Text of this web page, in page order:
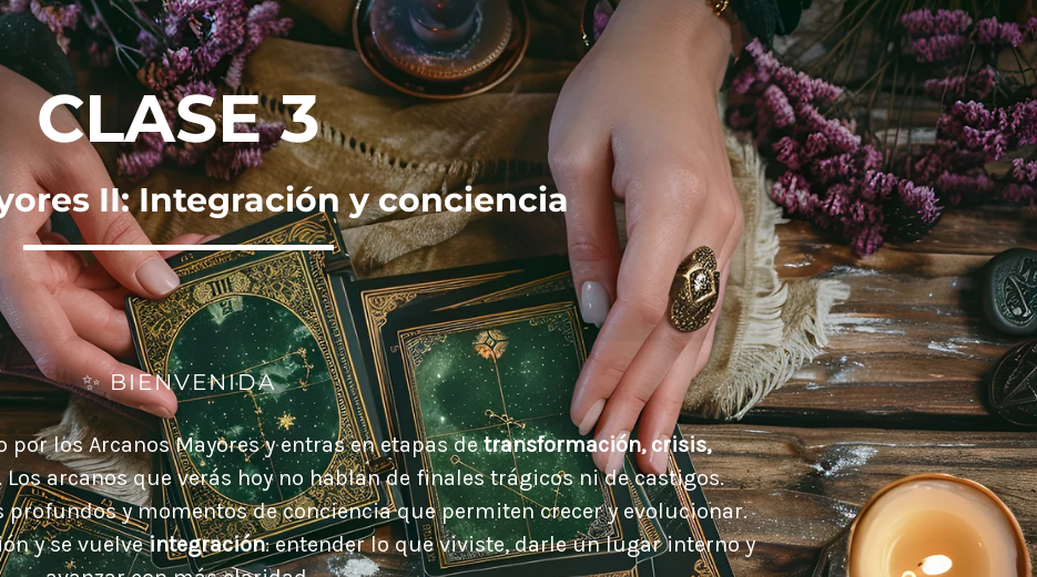
CLASE 3
II: Integración y conciencia
✨ BIENVENIDA
los Arcanos Mayores y entras en etapas detransformación, crisis,
arcanos que verás hoy no hablan de finales trágicos ni de castigos.
profundos y momentos de conciencia que permiten crecer y evolucionar.
y se vuelveintegración: entender lo que viviste, darle un lugar interno y